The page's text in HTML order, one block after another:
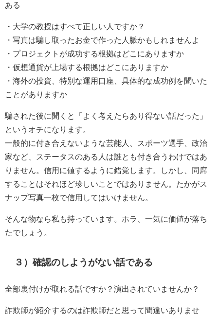
ある
・大学の教授はすべて正しい人ですか？
・写真は騙し取ったお金で作った人脈かもしれませんよ
・プロジェクトが成功する根拠はどこにありますか
・仮想通貨が上場する根拠はどこにありますか
・海外の投資、特別な運用口座、具体的な成功例を聞いた
ことがありますか
騙された後に聞くと「よく考えたらあり得ない話だった」
というオチになります。
一般的に付き合えないような芸能人、スポーツ選手、政治
家など、ステータスのある人は誰とも付き合うわけではあ
りません。信用に値するように錯覚します。しかし、同席
することはそれほど珍しいことではありません。たかがス
ナップ写真一枚で信用してはいけません。
そんな物なら私も持っています。ホラ、一気に価値が落ち
たでしょう。
３）確認のしようがない話である
全部裏付けが取れる話ですか？演出されていませんか？
詐欺師が紹介するのは詐欺師だと思って間違いありませ